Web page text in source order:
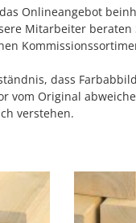
Onlineangebot
Mitarbeiter beraten
dass
vom Original
verstehen.